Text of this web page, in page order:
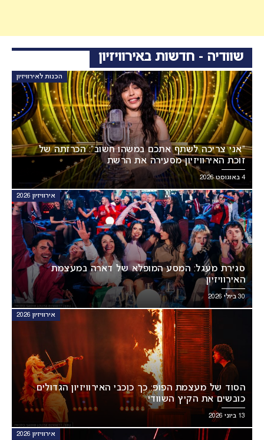
שוודיה - חדשות באירוויזיון
הכנות לאירוויזיון
“אני צריכה לשתף אתכם במשהו חשוב”: הכרזתה של
זוכת האירוויזיון מסעירה את הרשת
4 באוגוסט 2026
אירוויזיון 2026
סגירת מעגל: המסע המופלא של דארה במעצמת
האירוויזיון
30 ביולי 2026
אירוויזיון 2026
הסוד של מעצמת הפופ: כך כוכבי האירוויזיון הגדולים
כובשים את הקיץ השוודי
13 ביוני 2026
אירוויזיון 2026